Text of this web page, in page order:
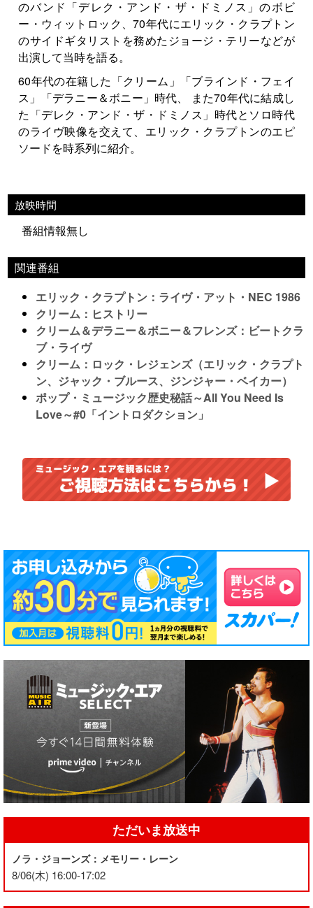
のバンド「デレク・アンド・ザ・ドミノス」のボビ
ー・ウィットロック、70年代にエリック・クラプトン
のサイドギタリストを務めたジョージ・テリーなどが
出演して当時を語る。
60年代の在籍した「クリーム」「ブラインド・フェイ
ス」「デラニー＆ボニー」時代、 また70年代に結成し
た「デレク・アンド・ザ・ドミノス」時代とソロ時代
のライヴ映像を交えて、エリック・クラプトンのエピ
ソードを時系列に紹介。
放映時間
番組情報無し
関連番組
エリック・クラプトン：ライヴ・アット・NEC 1986
クリーム：ヒストリー
クリーム＆デラニー＆ボニー＆フレンズ：ビートクラ
ブ・ライヴ
クリーム：ロック・レジェンズ（エリック・クラプト
ン、ジャック・ブルース、ジンジャー・ベイカー）
ポップ・ミュージック歴史秘話～All You Need Is
Love～#0「イントロダクション」
ただいま放送中
ノラ・ジョーンズ：メモリー・レーン
8/06(木) 16:00-17:02